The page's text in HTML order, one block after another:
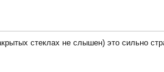
стеклах не слышен) это сильно